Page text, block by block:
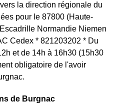
la direction régionale du
pour le 87800 (Haute-
Normandie Niemen
Cedex * 821203202 * Du
et de 14h à 16h30 (15h30
obligatoire de l'avoir
de Burgnac